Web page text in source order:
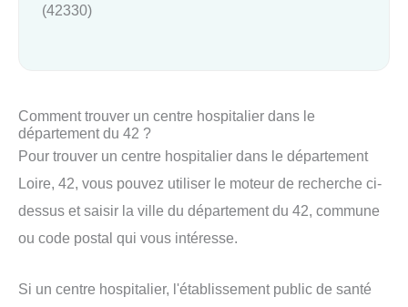
(42330)
Comment trouver un centre hospitalier dans le
département du 42 ?
Pour trouver un centre hospitalier dans le département
Loire, 42, vous pouvez utiliser le moteur de recherche ci-
dessus et saisir la ville du département du 42, commune
ou code postal qui vous intéresse.
Si un centre hospitalier, l'établissement public de santé